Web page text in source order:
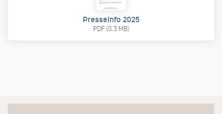
Presseinfo 2025
PDF (0.3 MB)